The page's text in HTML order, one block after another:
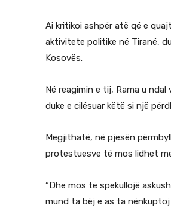
Ai kritikoi ashpër atë që e
aktivitete politike në Tiranë,
Kosovës.
Në reagimin e tij, Rama u
duke e cilësuar këtë si një
Megjithatë, në pjesën
protestuesve të mos lidhet
“Dhe mos të spekullojë
mund ta bëj e as ta